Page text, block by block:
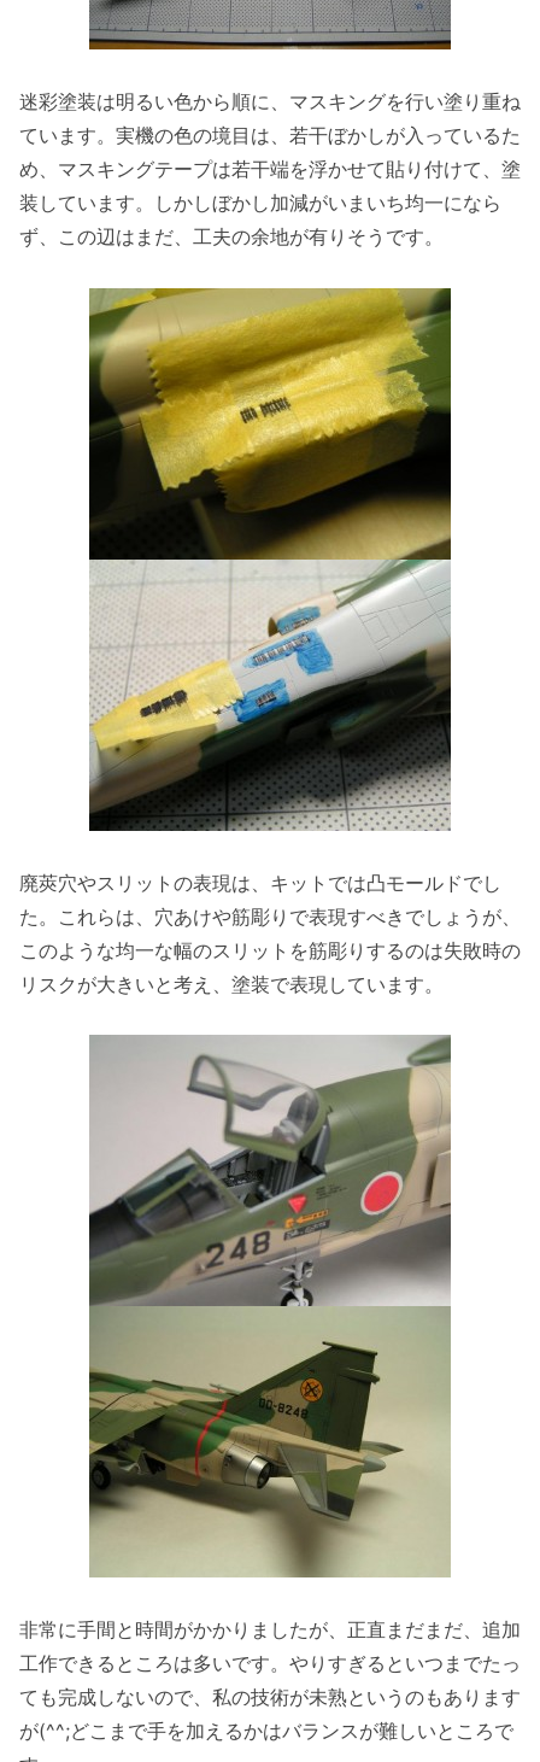
迷彩塗装は明るい色から順に、マスキングを行い塗り重ね
ています。実機の色の境目は、若干ぼかしが入っているた
め、マスキングテープは若干端を浮かせて貼り付けて、塗
装しています。しかしぼかし加減がいまいち均一になら
ず、この辺はまだ、工夫の余地が有りそうです。
廃莢穴やスリットの表現は、キットでは凸モールドでし
た。これらは、穴あけや筋彫りで表現すべきでしょうが、
このような均一な幅のスリットを筋彫りするのは失敗時の
リスクが大きいと考え、塗装で表現しています。
非常に手間と時間がかかりましたが、正直まだまだ、追加
工作できるところは多いです。やりすぎるといつまでたっ
ても完成しないので、私の技術が未熟というのもあります
が(^^;どこまで手を加えるかはバランスが難しいところで